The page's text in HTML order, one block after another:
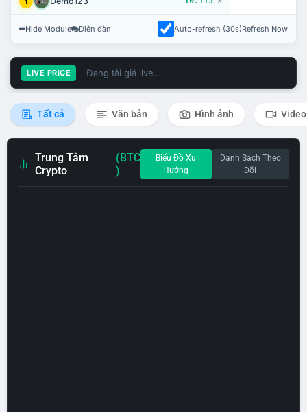
Hide Module Diễn đàn Auto-refresh (30s)Refresh Now
LIVE PRICE Đang tải giá live...
Tất cả Văn bản Hình ảnh Video
Trung Tâm
Crypto
(BTC
)
Biểu Đồ Xu
Hướng
Danh Sách Theo
Dõi